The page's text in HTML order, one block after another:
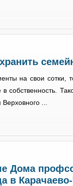
на свои сотки,
собственность.
...
Дома
в